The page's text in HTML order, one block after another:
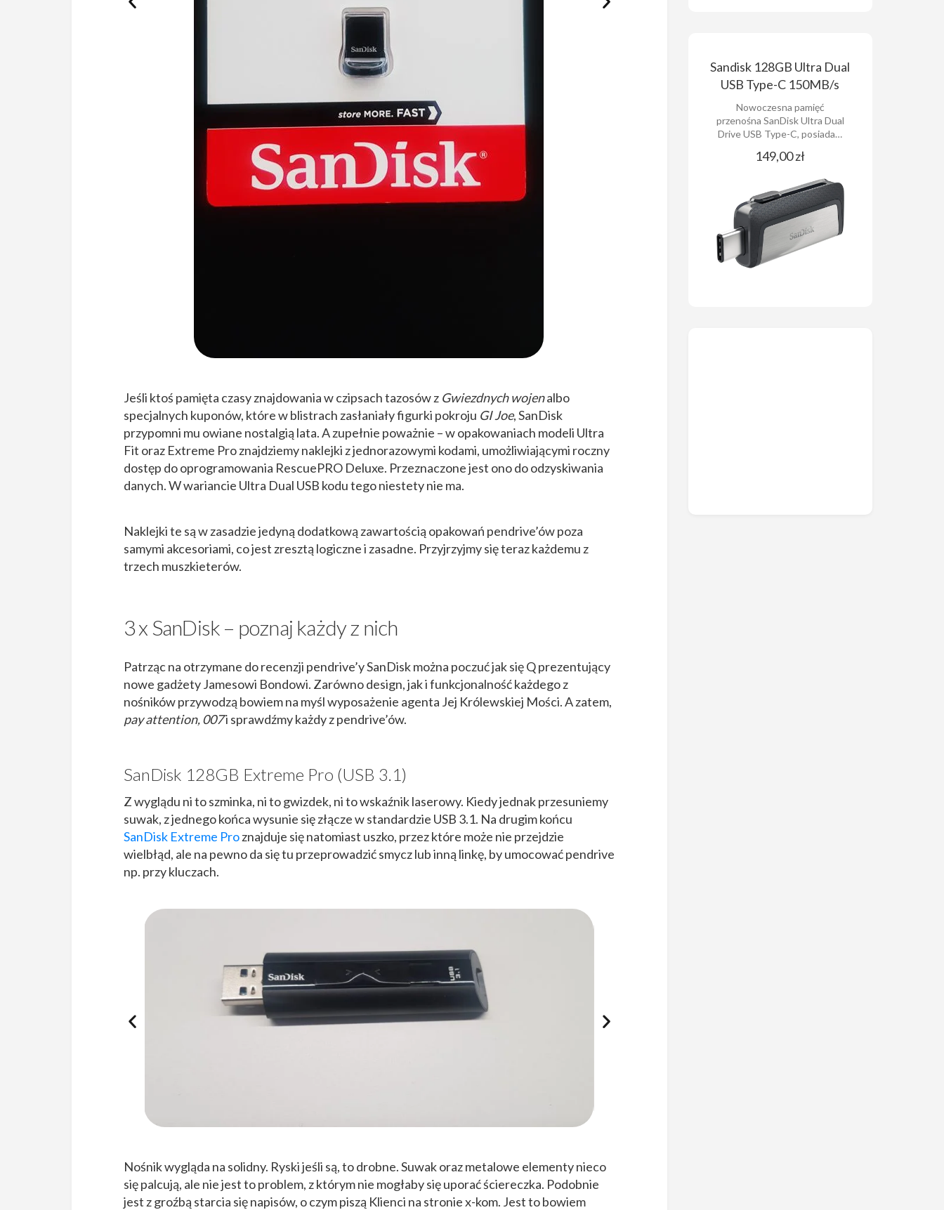
Jeśli ktoś pamięta czasy znajdowania w czipsach tazosów z Gwiezdnych wojenalbo
specjalnych kuponów, które w blistrach zasłaniały figurki pokroju GI Joe, SanDisk
przypomni mu owiane nostalgią lata. A zupełnie poważnie – w opakowaniach modeli Ultra
Fit oraz Extreme Pro znajdziemy naklejki z jednorazowymi kodami, umożliwiającymi roczny
dostęp do oprogramowania RescuePRO Deluxe. Przeznaczone jest ono do odzyskiwania
danych. W wariancie Ultra Dual USB kodu tego niestety nie ma.
Naklejki te są w zasadzie jedyną dodatkową zawartością opakowań pendrive’ów poza
samymi akcesoriami, co jest zresztą logiczne i zasadne. Przyjrzyjmy się teraz każdemu z
trzech muszkieterów.
3 x SanDisk – poznaj każdy z nich
Patrząc na otrzymane do recenzji pendrive’y SanDisk można poczuć jak się Q prezentujący
nowe gadżety Jamesowi Bondowi. Zarówno design, jak i funkcjonalność każdego z
nośników przywodzą bowiem na myśl wyposażenie agenta Jej Królewskiej Mości. A zatem,
pay attention, 007i sprawdźmy każdy z pendrive’ów.
SanDisk 128GB Extreme Pro (USB 3.1)
Z wyglądu ni to szminka, ni to gwizdek, ni to wskaźnik laserowy. Kiedy jednak przesuniemy
suwak, z jednego końca wysunie się złącze w standardzie USB 3.1. Na drugim końcu
SanDisk Extreme Proznajduje się natomiast uszko, przez które może nie przejdzie
wielbłąd, ale na pewno da się tu przeprowadzić smycz lub inną linkę, by umocować pendrive
np. przy kluczach.
Nośnik wygląda na solidny. Ryski jeśli są, to drobne. Suwak oraz metalowe elementy nieco
się palcują, ale nie jest to problem, z którym nie mogłaby się uporać ściereczka. Podobnie
jest z groźbą starcia się napisów, o czym piszą Klienci na stronie x-kom. Jest to bowiem
Sandisk 128GB Ultra Dual
USB Type-C 150MB/s
Nowoczesna pamięć
przenośna SanDisk Ultra Dual
Drive USB Type-C, posiada…
149,00 zł